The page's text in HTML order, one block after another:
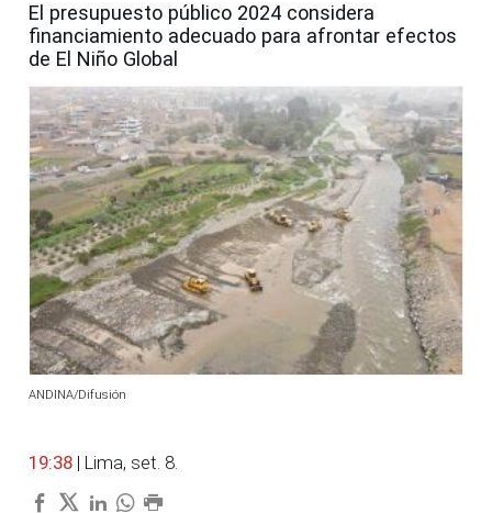
El presupuesto público 2024 considera
financiamiento adecuado para afrontar efectos
de El Niño Global
ANDINA/Difusión
19:38 | Lima, set. 8.